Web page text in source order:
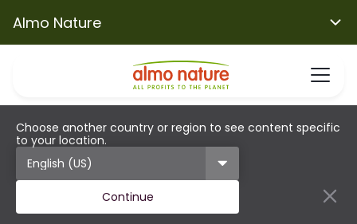
Almo Nature
Choose another country or region to see content specific
to your location.
Continue